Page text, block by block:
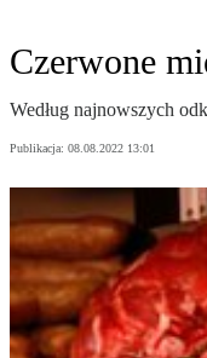
Czerwone
Według najnowszych
Publikacja: 08.08.2022 13:01